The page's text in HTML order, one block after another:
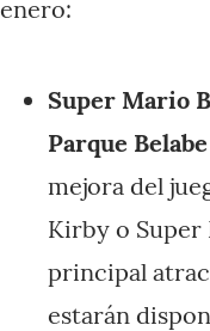
enero:
Super Mario
Parque
mejora del
Kirby o Super
principal
estarán